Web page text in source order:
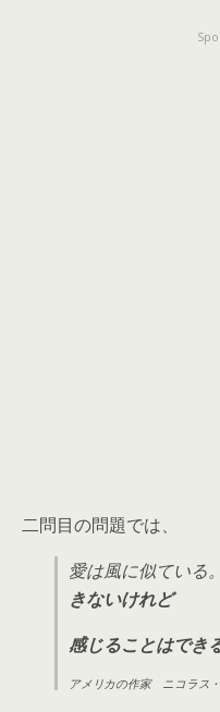
二問目の問題では、
愛は風に似ている
きないけれど
感じることはでき
アメリカの作家 ニコラス